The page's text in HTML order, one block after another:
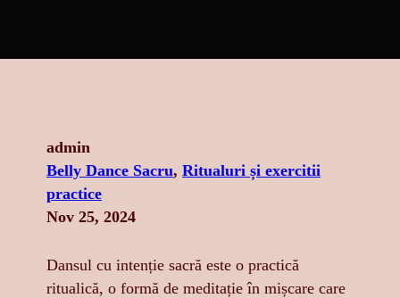
admin
Belly Dance Sacru, Ritualuri și exercitii
practice
Nov 25, 2024
Dansul cu intenție sacră este o practică
ritualică, o formă de meditație în mișcare care